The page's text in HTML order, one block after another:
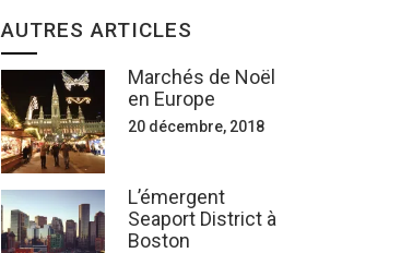
AUTRES ARTICLES
Marchés de Noël
en Europe
20 décembre, 2018
L’émergent
Seaport District à
Boston